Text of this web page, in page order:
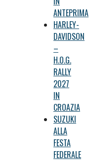
ANTEPRIMA
HARLEY-
DAVIDSON
–
H.O.G.
RALLY
2027
IN
CROAZIA
SUZUKI
ALLA
FESTA
FEDERALE